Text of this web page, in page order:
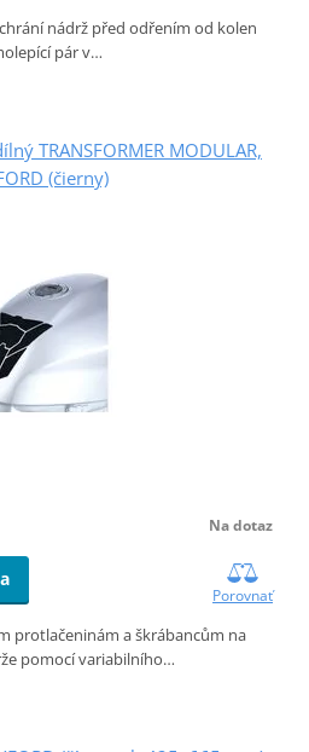
nádrž před odřením od kolen
pár v…
TRANSFORMER MODULAR,
(čierny)
Na dotaz
Porovnať
protlačeninám a škrábancům na
pomocí variabilního…